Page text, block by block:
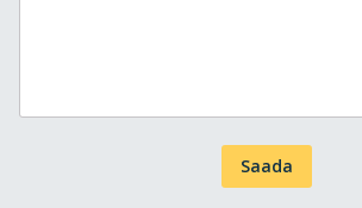
Saada